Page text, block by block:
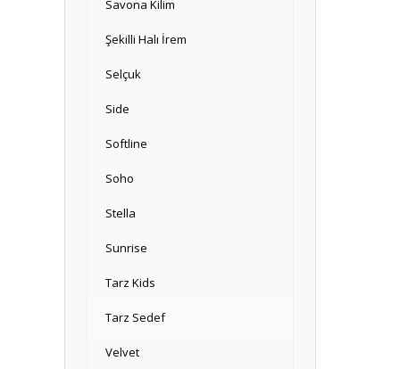
Savona Kilim
Şekilli Halı İrem
Selçuk
Side
Softline
Soho
Stella
Sunrise
Tarz Kids
Tarz Sedef
Velvet